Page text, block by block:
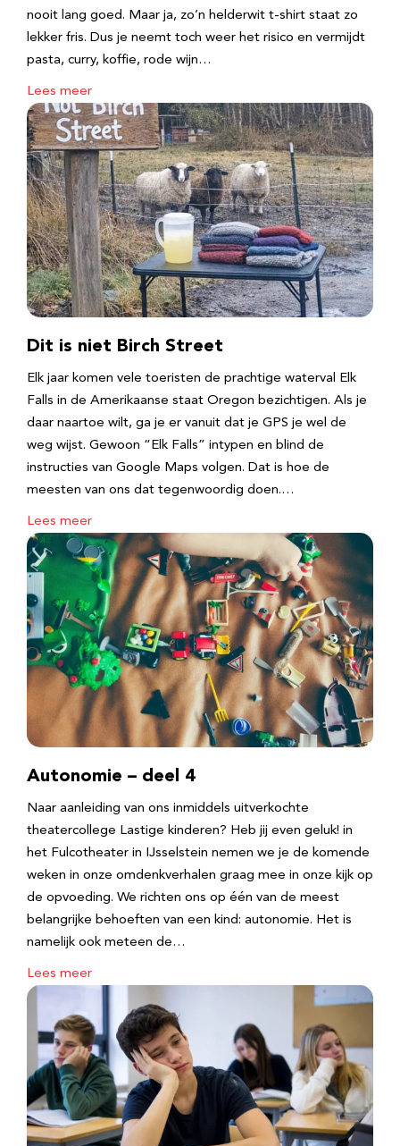
nooit lang goed. Maar ja, zo’n helderwit t-shirt staat zo
lekker fris. Dus je neemt toch weer het risico en vermijdt
pasta, curry, koffie, rode wijn…
Lees meer
Dit is niet Birch Street
Elk jaar komen vele toeristen de prachtige waterval Elk
Falls in de Amerikaanse staat Oregon bezichtigen. Als je
daar naartoe wilt, ga je er vanuit dat je GPS je wel de
weg wijst. Gewoon “Elk Falls” intypen en blind de
instructies van Google Maps volgen. Dat is hoe de
meesten van ons dat tegenwoordig doen.…
Lees meer
Autonomie – deel 4
Naar aanleiding van ons inmiddels uitverkochte
theatercollege Lastige kinderen? Heb jij even geluk! in
het Fulcotheater in IJsselstein nemen we je de komende
weken in onze omdenkverhalen graag mee in onze kijk op
de opvoeding. We richten ons op één van de meest
belangrijke behoeften van een kind: autonomie. Het is
namelijk ook meteen de…
Lees meer